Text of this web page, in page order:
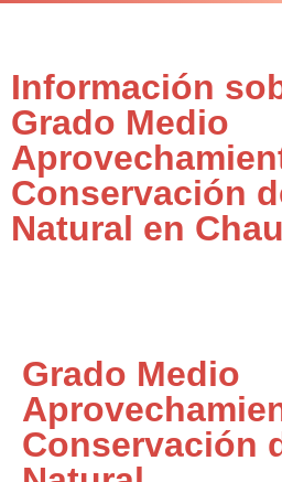
Información
Grado Medio
Conservación
Natural en
Grado Medio
Conservación